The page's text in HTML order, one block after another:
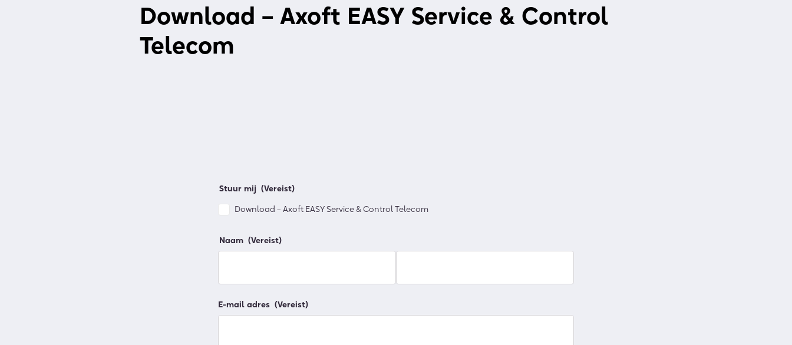
Download – Axoft EASY Service & Control
Telecom
Stuur mij (Vereist)
Download – Axoft EASY Service & Control Telecom
Naam (Vereist)
E-mail adres (Vereist)